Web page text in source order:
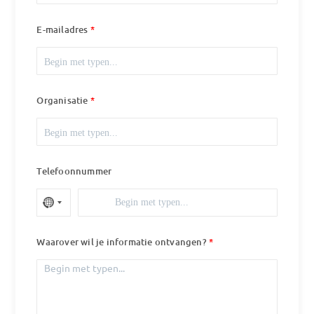
E-mailadres
Organisatie
Telefoonnummer
Waarover wil je informatie ontvangen?